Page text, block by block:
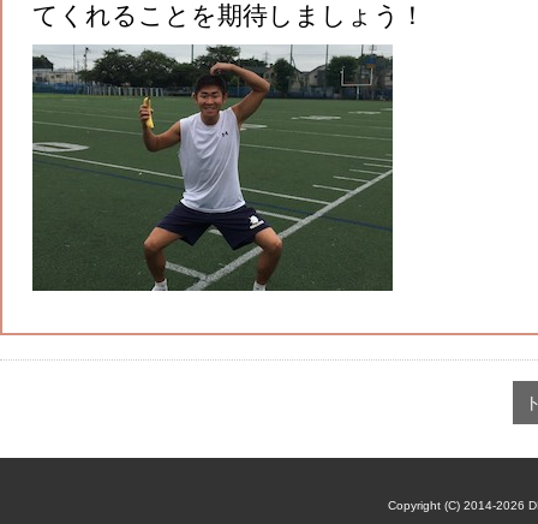
てくれることを期待しましょう！
Copyright (C) 2014-2026